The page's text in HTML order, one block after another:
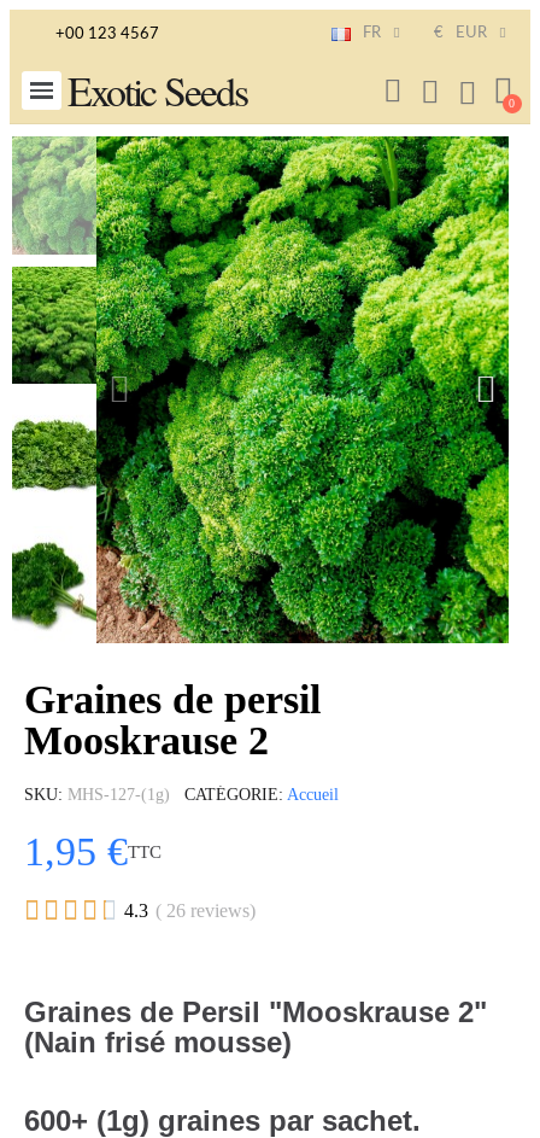
+00 123 4567 FR € EUR
Exotic Seeds
Graines de persil
Mooskrause 2
SKU MHS-127-(1g) CATÉGORIE Accueil
1,95 €TTC
     4.3 ( 26 reviews)
Graines de Persil "Mooskrause 2"
(Nain frisé mousse)
600+ (1g) graines par sachet.